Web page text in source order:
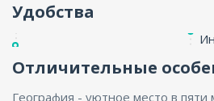
Удобства
Отличительные
География - уютное место в пяти